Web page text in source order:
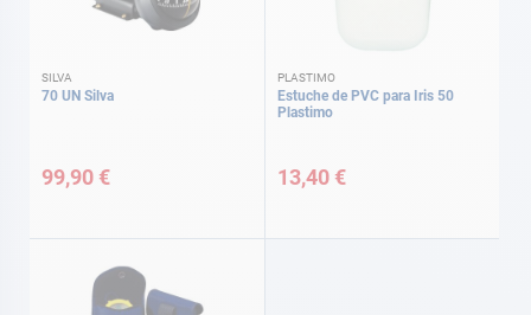
SILVA
70 UN Silva
99,90 €
PLASTIMO
Estuche de PVC para Iris 50
Plastimo
13,40 €